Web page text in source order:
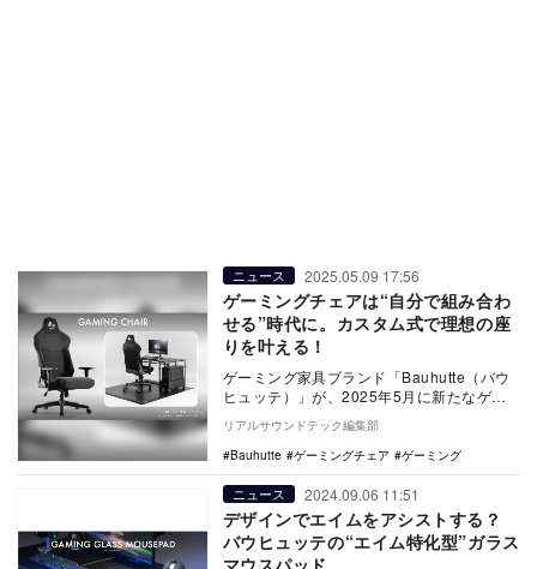
ニュース 2025.05.09 17:56
ゲーミングチェアは“自分で組み合わ
せる”時代に。カスタム式で理想の座
りを叶える！
ゲーミング家具ブランド「Bauhutte（バウ
ヒュッテ）」が、2025年5月に新たなゲー
ミングチェア『G-520』を発売する。長…
リアルサウンドテック編集部
Bauhutte
ゲーミングチェア ゲーミング
ニュース 2024.09.06 11:51
デザインでエイムをアシストする？
バウヒュッテの“エイム特化型”ガラス
マウスパッド